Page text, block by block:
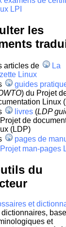
LPI
les
articles de
La
Linux
guides
) du Projet
Linux
livres (LDP
de
(LDP)
pages de
Projet man-pages
du
et
dictionnaires,
et